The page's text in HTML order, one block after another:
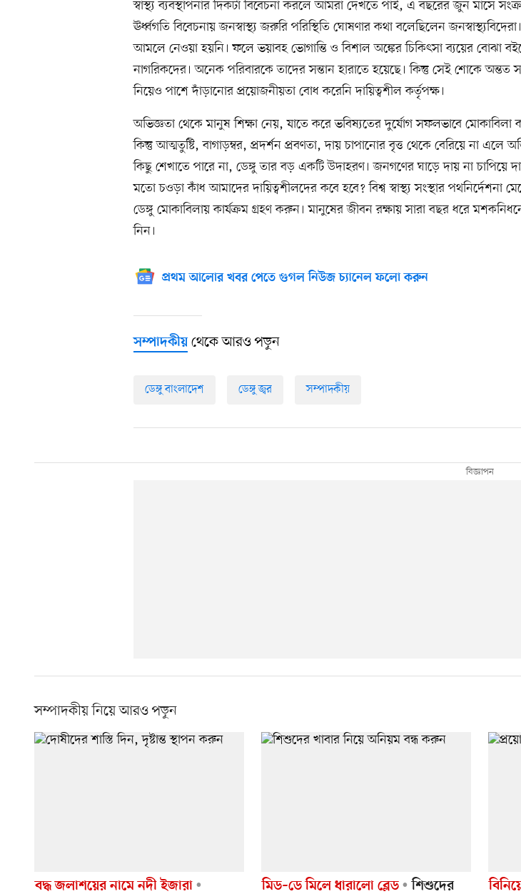
স্বাস্থ্য ব্যবস্থাপনার দিকটা বিবেচনা করলে আমরা দেখতে পাই, এ বছরের জুন মাসে
ঊর্ধ্বগতি বিবেচনায় জনস্বাস্থ্য জরুরি পরিস্থিতি ঘোষণার কথা বলেছিলেন
আমলে নেওয়া হয়নি। ফলে ভয়াবহ ভোগান্তি ও বিশাল অঙ্কের চিকিৎসা ব্যয়ের বোঝা
নাগরিকদের। অনেক পরিবারকে তাদের সন্তান হারাতে হয়েছে। কিন্তু সেই শোকে অন্তত
নিয়েও পাশে দাঁড়ানোর প্রয়োজনীয়তা বোধ করেনি দায়িত্বশীল কর্তৃপক্ষ।
অভিজ্ঞতা থেকে মানুষ শিক্ষা নেয়, যাতে করে ভবিষ্যতের দুর্যোগ সফলভাবে মোকাবিলা
কিন্তু আত্মতুষ্টি, বাগাড়ম্বর, প্রদর্শন প্রবণতা, দায় চাপানোর বৃত্ত থেকে বেরিয়ে না এলে
কিছু শেখাতে পারে না, ডেঙ্গু তার বড় একটি উদাহরণ। জনগণের ঘাড়ে দায় না চাপিয়ে
মতো চওড়া কাঁধ আমাদের দায়িত্বশীলদের কবে হবে? বিশ্ব স্বাস্থ্য সংস্থার পথনির্দেশনা
ডেঙ্গু মোকাবিলায় কার্যক্রম গ্রহণ করুন। মানুষের জীবন রক্ষায় সারা বছর ধরে
নিন।
প্রথম আলোর খবর পেতে গুগল নিউজ চ্যানেল ফলো করুন
সম্পাদকীয়থেকে আরও পড়ুন
ডেঙ্গু বাংলাদেশ ডেঙ্গু জ্বর সম্পাদকীয়
সম্পাদকীয় নিয়ে আরও পড়ুন
বদ্ধ জলাশয়ের নামে নদী ইজারা মিড–ডে মিলে ধারালো ব্লেড শিশুদের